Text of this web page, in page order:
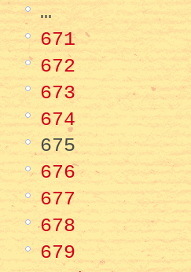
…
671
672
673
674
675
676
677
678
679